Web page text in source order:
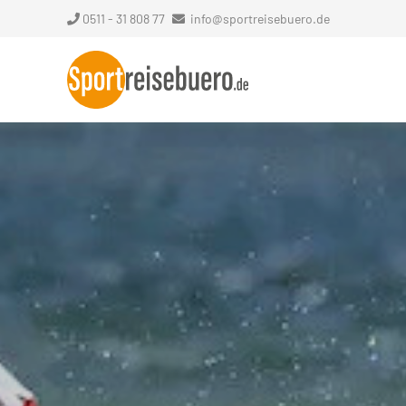
0511 - 31 808 77 info@sportreisebuero.de